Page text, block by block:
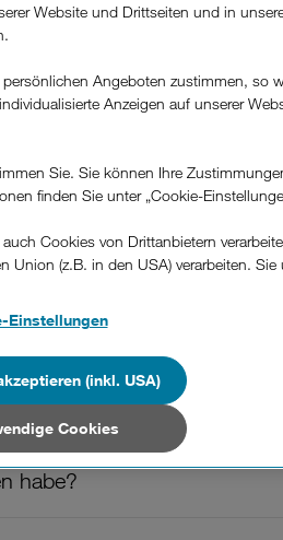
hilfreich?
habe?
Website und Drittseiten und in
Angeboten zustimmen, so
Anzeigen auf unserer
Sie. Sie können Ihre
finden Sie unter „Cookie-
Cookies von Drittanbietern
Union (z.B. in den USA) verarbeiten. Sie
ein ähnliches Datenschutzniveau wie in
Framework), werden wie europäische
dann sind für Sie nur jene Cookies im
Einstellungen
Cookies
(inkl. USA)